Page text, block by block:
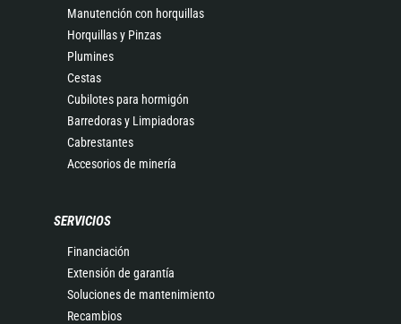
Manutención con horquillas
Horquillas y Pinzas
Plumines
Cestas
Cubilotes para hormigón
Barredoras y Limpiadoras
Cabrestantes
Accesorios de minería
SERVICIOS
Financiación
Extensión de garantía
Soluciones de mantenimiento
Recambios